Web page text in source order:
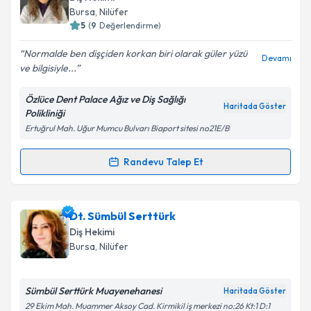
takvim hazırlandığında e-posta ile bilgilendireceğiz.
Kişisel verilerimin işlenmesine ilişkin
Aydınlatma
kapsamda işlenmesini kabul ediyorum.
Takvim Talebini Gönder
Bursa, Nilüfer
5 (9 Değerlendirme)
Normalde ben dişçiden korkan biri olarak güler yüzü
ve bilgisiyle...
Devamı
Özlüce Dent Palace Ağız ve Diş Sağlığı
Polikliniği
Haritada Göster
Ertuğrul Mah. Uğur Mumcu Bulvarı Biaport sitesi no21E/B
Randevu Talep Et
Randevu Takvimi Talebi
Dt. Müzeyyen Kılıçiçin randevu takvimi talebi
oluşturun. Size bu uzmandan randevu almanız için bir
takvim hazırlandığında e-posta ile bilgilendireceğiz.
Dt. Sümbül Serttürk
Diş Hekimi
Bursa, Nilüfer
Sümbül Serttürk Muayenehanesi Haritada Göster
29 Ekim Mah. Muammer Aksoy Cad. Kirmikil iş merkezi no:26 Kt:1 D:1